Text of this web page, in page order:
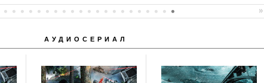
АУДИОСЕРИАЛ